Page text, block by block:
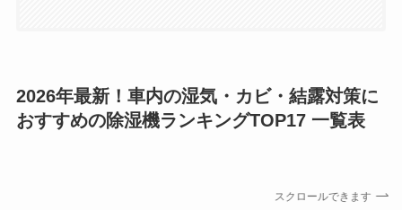
2026年最新！車内の湿気・カビ・結露対策に
おすすめの除湿機ランキングTOP17 一覧表
スクロールできます